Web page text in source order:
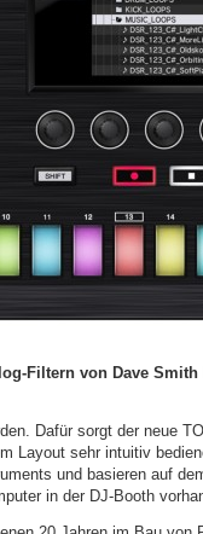
Filtern von Dave
Dafür sorgt der neue
Layout sehr intuitiv
und basieren auf
in der DJ-Booth